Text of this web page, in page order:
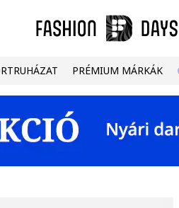
PRÉMIUM MÁRKÁK